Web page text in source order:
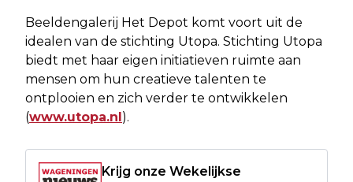
Beeldengalerij Het Depot komt voort uit de
idealen van de stichting Utopa. Stichting Utopa
biedt met haar eigen initiatieven ruimte aan
mensen om hun creatieve talenten te
ontplooien en zich verder te ontwikkelen
(www.utopa.nl ).
Krijg onze Wekelijkse